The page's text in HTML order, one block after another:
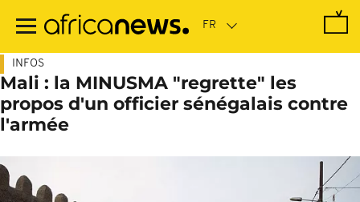
contenu
INFOS
Mali : la MINUSMA "regrette" les
propos d'un officier sénégalais contre
l'armée